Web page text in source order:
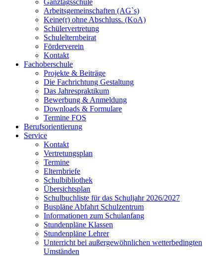
Ganztagsschule
Arbeitsgemeinschaften (AG`s)
Keine(r) ohne Abschluss. (KoA)
Schülervertretung
Schulelternbeirat
Förderverein
Kontakt
Fachoberschule
Projekte & Beiträge
Die Fachrichtung Gestaltung
Das Jahrespraktikum
Bewerbung & Anmeldung
Downloads & Formulare
Termine FOS
Berufsorientierung
Service
Kontakt
Vertretungsplan
Termine
Elternbriefe
Schulbibliothek
Übersichtsplan
Schulbuchliste für das Schuljahr 2026/2027
Buspläne Abfahrt Schulzentrum
Informationen zum Schulanfang
Stundenpläne Klassen
Stundenpläne Lehrer
Unterricht bei außergewöhnlichen wetterbedingten
Umständen